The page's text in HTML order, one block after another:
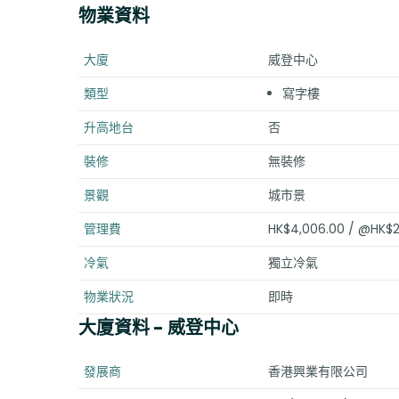
物業資料
大廈
威登中心
類型
寫字樓
升高地台
否
裝修
無裝修
景觀
城市景
管理費
HK$4,006.00 /
冷氣
獨立冷氣
物業狀況
即時
大廈資料- 威登中心
發展商
香港興業有限公司